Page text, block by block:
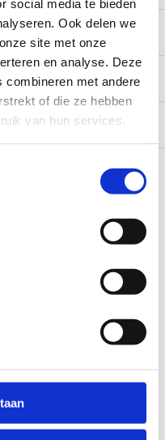
social media te bieden
Ook delen we
site met onze
en analyse. Deze
combineren met andere
of die ze hebben
van hun services.